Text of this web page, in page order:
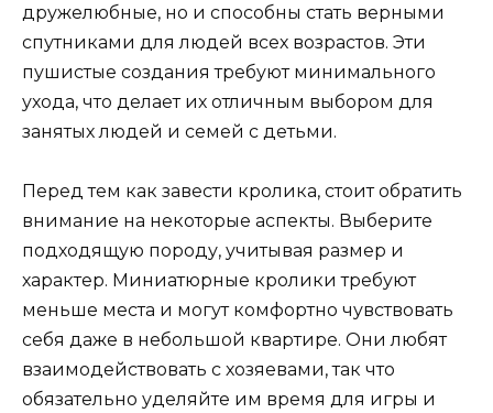
дружелюбные, но и способны стать верными
спутниками для людей всех возрастов. Эти
пушистые создания требуют минимального
ухода, что делает их отличным выбором для
занятых людей и семей с детьми.
Перед тем как завести кролика, стоит обратить
внимание на некоторые аспекты. Выберите
подходящую породу, учитывая размер и
характер. Миниатюрные кролики требуют
меньше места и могут комфортно чувствовать
себя даже в небольшой квартире. Они любят
взаимодействовать с хозяевами, так что
обязательно уделяйте им время для игры и